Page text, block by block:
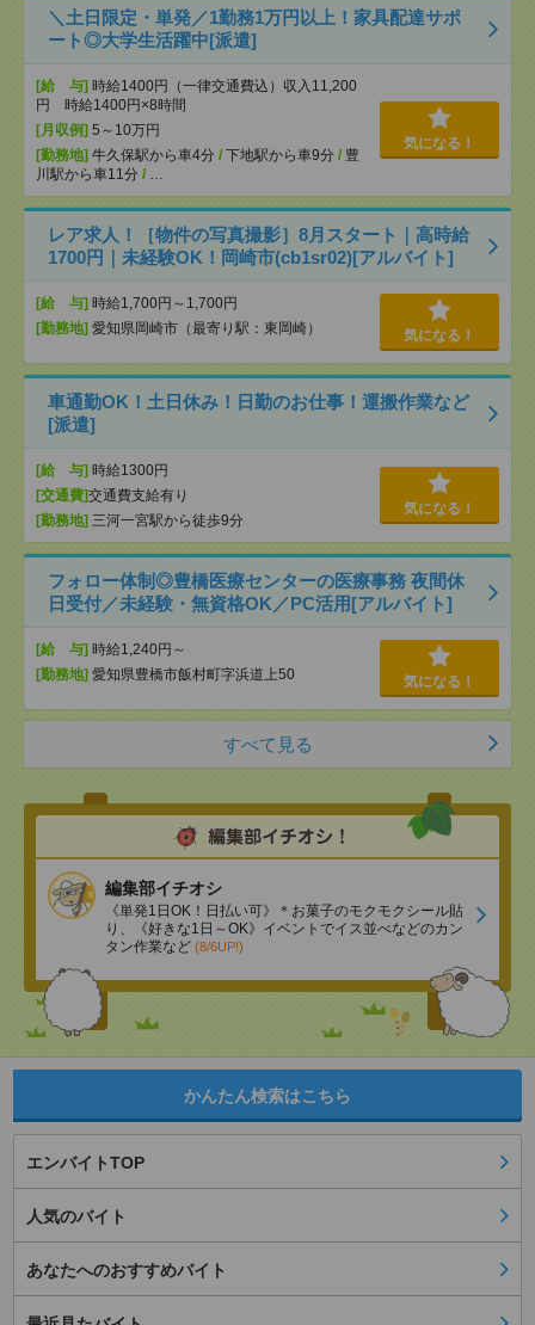
＼土日限定・単発／1勤務1万円以上！家具配達サポ
ート◎大学生活躍中[派遣]
[給 与] 時給1400円（一律交通費込）収入11,200
円 時給1400円×8時間
[月収例] 5～10万円
[勤務地] 牛久保駅から車4分 / 下地駅から車9分 / 豊
川駅から車11分 / …
気になる！
レア求人！［物件の写真撮影］8月スタート｜高時給
1700円｜未経験OK！岡崎市(cb1sr02)[アルバイト]
[給 与] 時給1,700円～1,700円
[勤務地] 愛知県岡崎市（最寄り駅：東岡崎） 気になる！
車通勤OK！土日休み！日勤のお仕事！運搬作業など
[派遣]
[給 与] 時給1300円
[交通費]交通費支給有り
[勤務地] 三河一宮駅から徒歩9分
気になる！
フォロー体制◎豊橋医療センターの医療事務 夜間休
日受付／未経験・無資格OK／PC活用[アルバイト]
[給 与] 時給1,240円～
[勤務地] 愛知県豊橋市飯村町字浜道上50 気になる！
すべて見る
編集部イチオシ
《単発1日OK！日払い可》＊お菓子のモクモクシール貼
り、《好きな1日～OK》イベントでイス並べなどのカン
タン作業など (8/6UP!)
かんたん検索はこちら
エンバイトTOP
人気のバイト
あなたへのおすすめバイト